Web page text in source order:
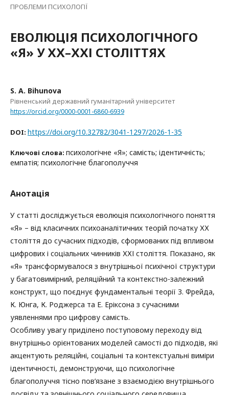
ПРОБЛЕМИ ПСИХОЛОГІЇ
ЕВОЛЮЦІЯ ПСИХОЛОГІЧНОГО
«Я» У ХХ–ХХІ СТОЛІТТЯХ
S. А. Bihunova
Рівненський державний гуманітарний університет
https://orcid.org/0000-0001-6860-6939
DOI: https://doi.org/10.32782/3041-1297/2026-1-35
Ключові слова: психологічне «Я»; самість; ідентичність;
емпатія; психологічне благополуччя
Анотація
У статті досліджується еволюція психологічного поняття
«Я» – від класичних психоаналітичних теорій початку ХХ
століття до сучасних підходів, сформованих під впливом
цифрових і соціальних чинників ХХІ століття. Показано, як
«Я» трансформувалося з внутрішньої психічної структури
у багатовимірний, реляційний та контекстно-залежний
конструкт, що поєднує фундаментальні теорії З. Фрейда,
К. Юнга, К. Роджерса та Е. Еріксона з сучасними
уявленнями про цифрову самість.
Особливу увагу приділено поступовому переходу від
внутрішньо орієнтованих моделей самості до підходів, які
акцентують реляційні, соціальні та контекстуальні виміри
ідентичності, демонструючи, що психологічне
благополуччя тісно пов’язане з взаємодією внутрішнього